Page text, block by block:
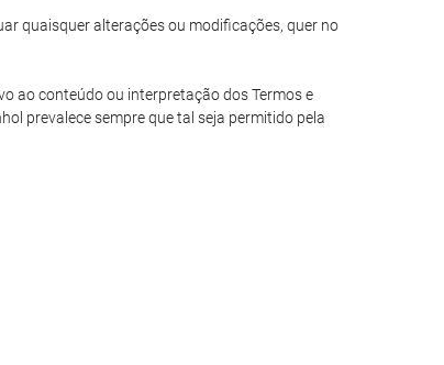
quaisquer alterações ou modificações, quer no
ao conteúdo ou interpretação dos Termos e
prevalece sempre que tal seja permitido pela